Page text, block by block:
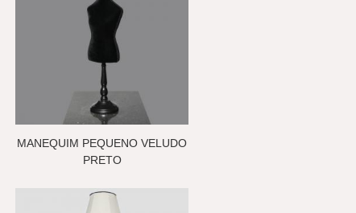
MANEQUIM PEQUENO VELUDO
PRETO